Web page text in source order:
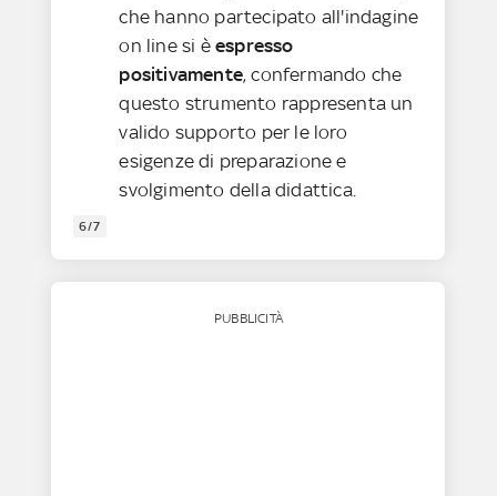
che hanno partecipato all'indagine
on line si èespresso
positivamente, confermando che
questo strumento rappresenta un
valido supporto per le loro
esigenze di preparazione e
svolgimento della didattica.
6/7
PUBBLICITÀ